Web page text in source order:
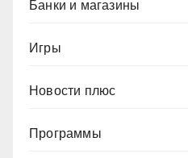
Банки и магазины
Игры
Новости плюс
Программы